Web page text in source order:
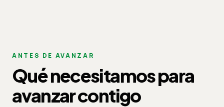
ANTES DE AVANZAR
Qué necesitamos para
avanzar contigo